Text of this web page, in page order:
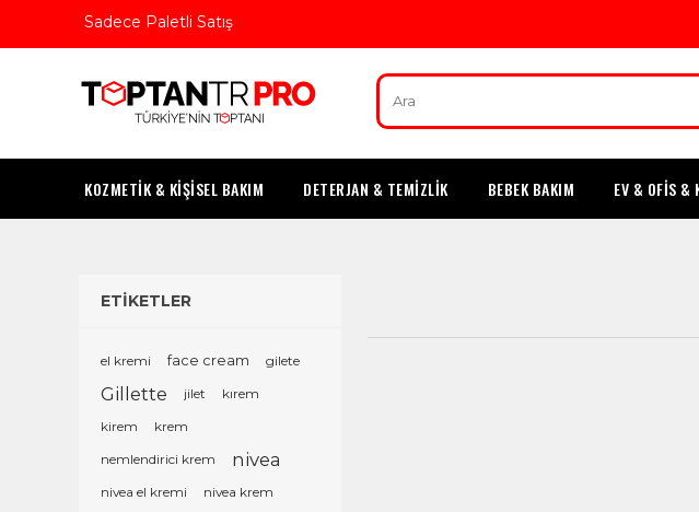
Sadece Paletli Satış
KOZMETİK & KİŞİSEL BAKIM DETERJAN & TEMİZLİK BEBEK BAKIM EV & OFİS &
ETİKETLER
el kremi face cream gilete
Gillette jilet
kırem
kirem
krem
nemlendirici krem
nivea
nivea el kremi nivea krem